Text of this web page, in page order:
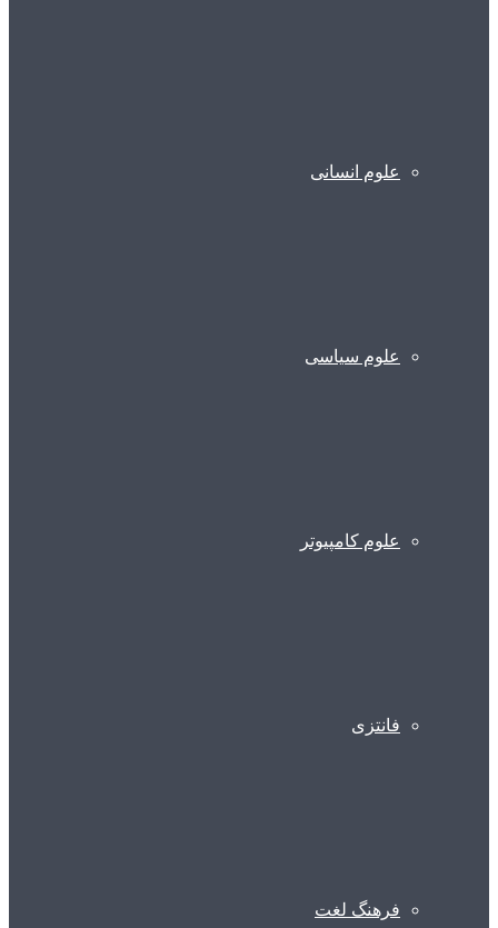
علوم انسانی
علوم سیاسی
علوم کامپیوتر
فانتزی
فرهنگ لغت